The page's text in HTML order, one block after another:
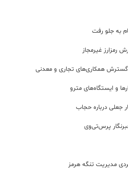
به جلو رفت
گسترش همکاری‌های تجاری و معدنی
و ایستگاه‌های مترو
جعلی درباره حجاب
پرس‌تی‌وی
مدیریت تنگه هرمز